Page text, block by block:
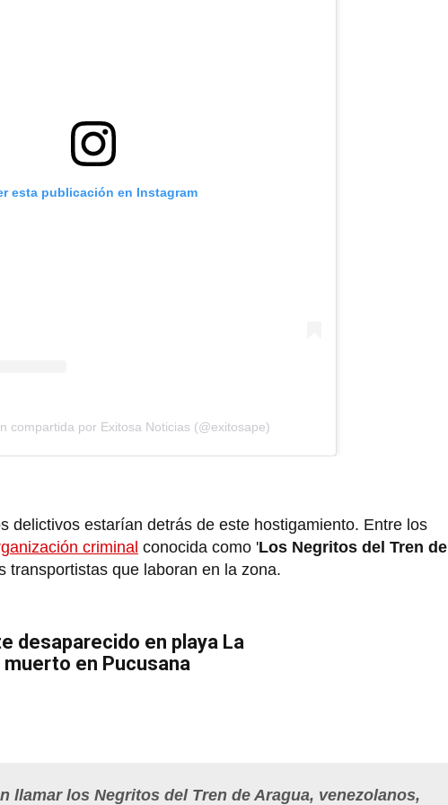
esta publicación en Instagram
compartida por Exitosa Noticias (@exitosape)
delictivos estarían detrás de este hostigamiento. Entre los
criminal conocida como 'Los Negritos del Tren de
transportistas que laboran en la zona.
desaparecido en playa La
en Pucusana
llamar los Negritos del Tren de Aragua, venezolanos,